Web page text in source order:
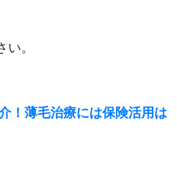
。
！薄毛治療には保険活用は